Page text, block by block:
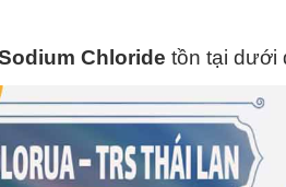
Chloride tồn tại dưới